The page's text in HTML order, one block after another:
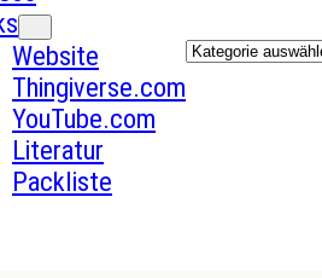
Website
Thingiverse.com
YouTube.com
Literatur
Packliste
Kategorien